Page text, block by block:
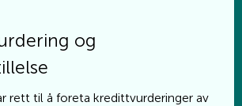
og
rett til å foreta kredittvurderinger av